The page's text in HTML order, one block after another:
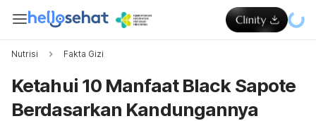
Nutrisi Fakta Gizi
Ketahui 10 Manfaat Black Sapote
Berdasarkan Kandungannya